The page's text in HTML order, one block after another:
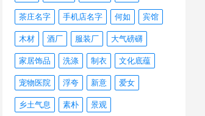
茶庄名字 手机店名字 何如 宾馆
木材 酒厂 服装厂 大气磅礴
家居饰品 洗涤 制衣 文化底蕴
宠物医院 浮夸 新意 爱女
乡土气息 素朴 景观